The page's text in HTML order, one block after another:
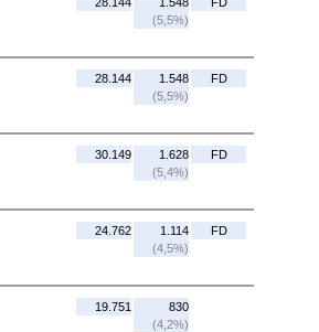
(5,5%)
28.144
1.548
(5,5%)
FD
30.149
1.628
(5,4%)
FD
24.762
1.114
(4,5%)
FD
19.751
830
(4,2%)